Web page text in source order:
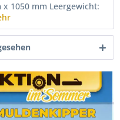
1050 mm Leergewicht: